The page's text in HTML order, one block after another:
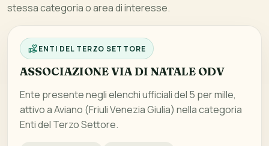
stessa categoria o area di interesse.
ENTI DEL TERZO SETTORE
ASSOCIAZIONE VIA DI NATALE ODV
Ente presente negli elenchi ufficiali del 5 per mille,
attivo a Aviano (Friuli Venezia Giulia) nella categoria
Enti del Terzo Settore.